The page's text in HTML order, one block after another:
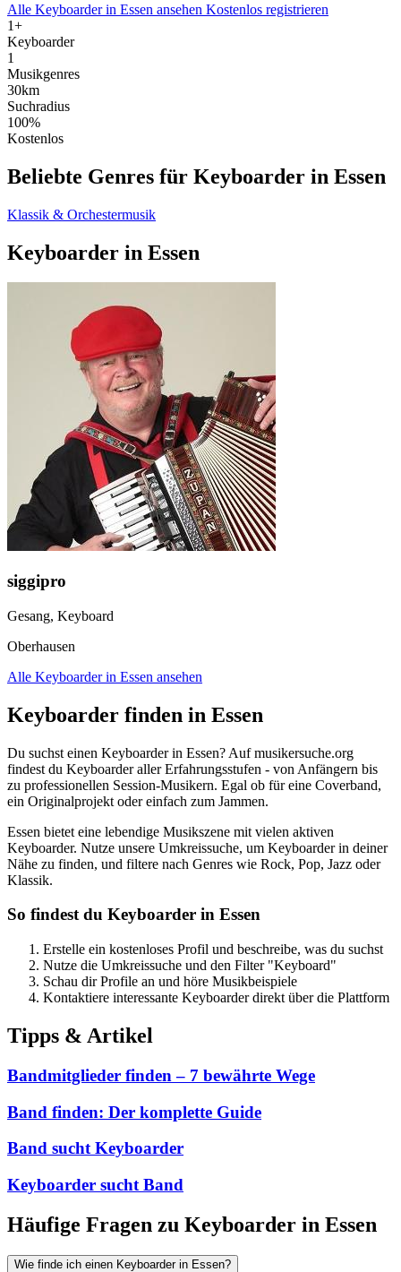
Alle Keyboarder in Essen ansehen Kostenlos registrieren
1+
Keyboarder
1
Musikgenres
30km
Suchradius
100%
Kostenlos
Beliebte Genres für Keyboarder in Essen
Klassik & Orchestermusik
Keyboarder in Essen
siggipro
Gesang, Keyboard
Oberhausen
Alle Keyboarder in Essen ansehen
Keyboarder finden in Essen
Du suchst einen Keyboarder in Essen? Auf musikersuche.org
findest du Keyboarder aller Erfahrungsstufen - von Anfängern bis
zu professionellen Session-Musikern. Egal ob für eine Coverband,
ein Originalprojekt oder einfach zum Jammen.
Essen bietet eine lebendige Musikszene mit vielen aktiven
Keyboarder. Nutze unsere Umkreissuche, um Keyboarder in deiner
Nähe zu finden, und filtere nach Genres wie Rock, Pop, Jazz oder
Klassik.
So findest du Keyboarder in Essen
Erstelle ein kostenloses Profil und beschreibe, was du suchst
Nutze die Umkreissuche und den Filter "Keyboard"
Schau dir Profile an und höre Musikbeispiele
Kontaktiere interessante Keyboarder direkt über die Plattform
Tipps & Artikel
Bandmitglieder finden – 7 bewährte Wege
Band finden: Der komplette Guide
Band sucht Keyboarder
Keyboarder sucht Band
Häufige Fragen zu Keyboarder in Essen
Wie finde ich einen Keyboarder in Essen?